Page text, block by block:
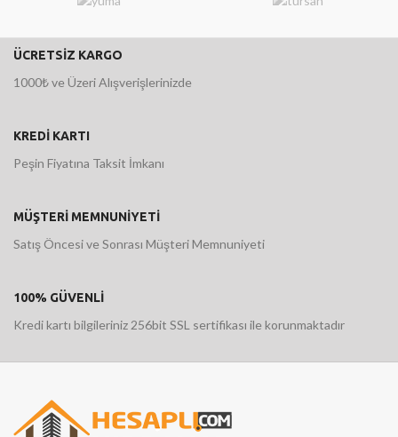
ÜCRETSİZ KARGO
1000₺ ve Üzeri Alışverişlerinizde
KREDİ KARTI
Peşin Fiyatına Taksit İmkanı
MÜŞTERİ MEMNUNİYETİ
Satış Öncesi ve Sonrası Müşteri Memnuniyeti
100% GÜVENLİ
Kredi kartı bilgileriniz 256bit SSL sertifikası ile korunmaktadır